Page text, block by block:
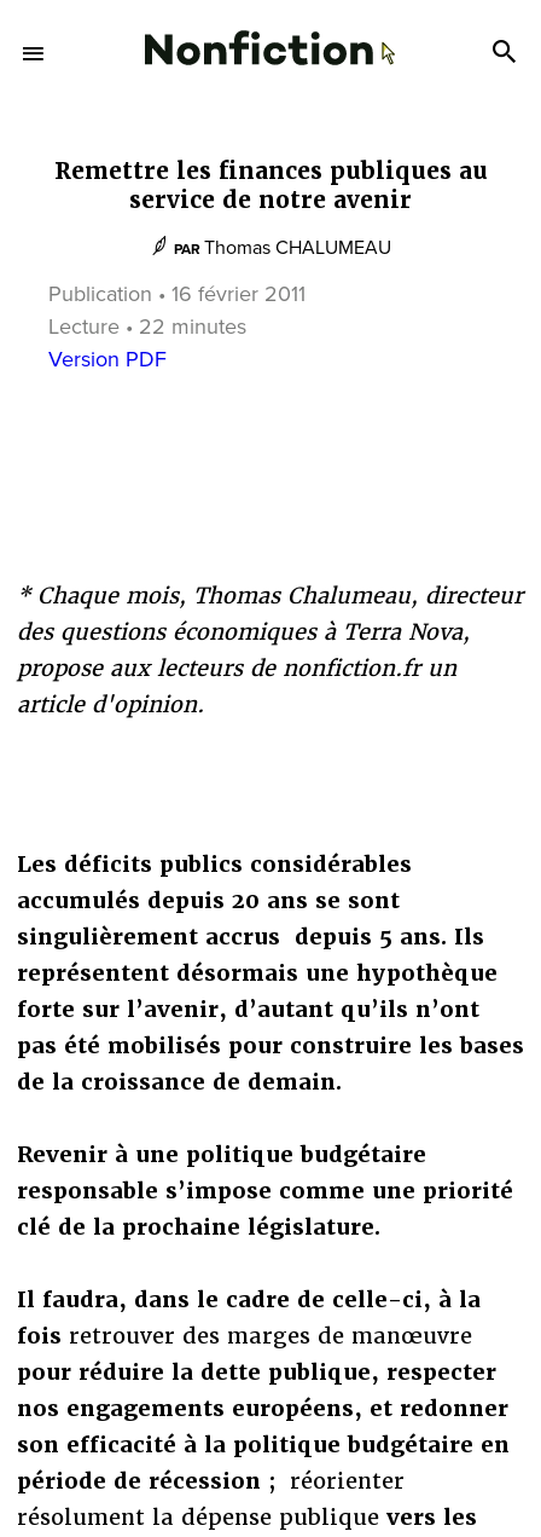
Remettre les finances publiques au
service de notre avenir
PAR Thomas CHALUMEAU
Publication • 16 février 2011
Lecture • 22 minutes
Version PDF
* Chaque mois, Thomas Chalumeau, directeur
des questions économiques à Terra Nova,
propose aux lecteurs de nonfiction.fr un
article d'opinion.
Les déficits publics considérables
accumulés depuis 20 ans se sont
singulièrement accrus depuis 5 ans. Ils
représentent désormais une hypothèque
forte sur l’avenir, d’autant qu’ils n’ont
pas été mobilisés pour construire les bases
de la croissance de demain.
Revenir à une politique budgétaire
responsable s’impose comme une priorité
clé de la prochaine législature.
Il faudra, dans le cadre de celle-ci, à la
fois retrouver des marges de manœuvre
pour réduire la dette publique, respecter
nos engagements européens, et redonner
son efficacité à la politique budgétaire en
période de récession ; réorienter
résolument la dépense publiquevers les